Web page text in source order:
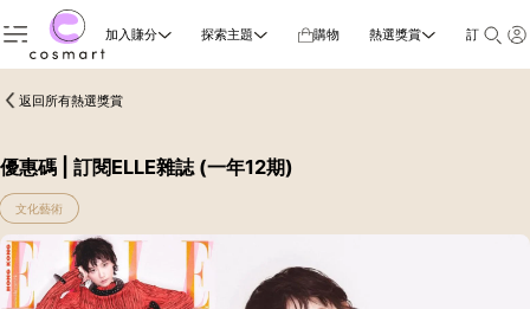
加入賺分 探索主題 購物 熱選獎賞 訂閱雜誌
返回所有熱選獎賞
優惠碼 | 訂閱ELLE雜誌 (一年12期)
文化藝術